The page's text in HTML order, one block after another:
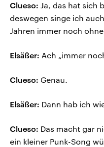
Clueso: Ja, das hat sich
deswegen singe ich
Jahren immer noch ohne
Elsäßer: Ach „immer
Clueso: Genau.
Elsäßer: Dann hab ich
Clueso: Das macht gar
ein kleiner Punk-Song